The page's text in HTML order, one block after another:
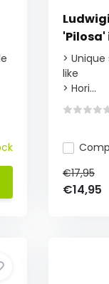
>
like
> Hori...
€17,95
€14,95